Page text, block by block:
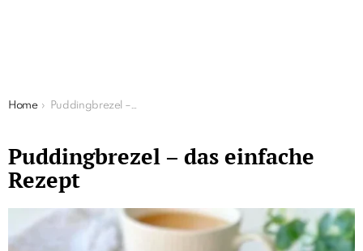
You are here:
Home Puddingbrezel – das einfache Rezept
Puddingbrezel – das einfache
Rezept